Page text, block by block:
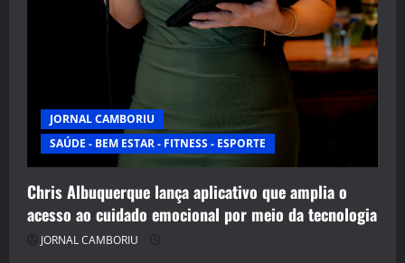
JORNAL CAMBORIU
SAÚDE - BEM ESTAR - FITNESS - ESPORTE
Chris Albuquerque lança aplicativo que amplia o
acesso ao cuidado emocional por meio da tecnologia
JORNAL CAMBORIU